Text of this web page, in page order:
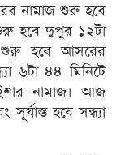
নামাজ শুরু হবে
হবে দুপুর ১২টা
শুরু হবে আসরের
৬টা ৪৪ মিনিটে
নামাজ। আজ
হবে সন্ধ্যা